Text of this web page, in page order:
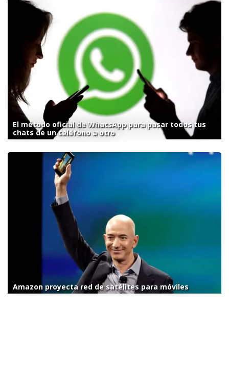
El método oficial de WhatsApp para pasar todos tus
chats de un teléfono a otro
Amazon proyecta red de satélites para móviles